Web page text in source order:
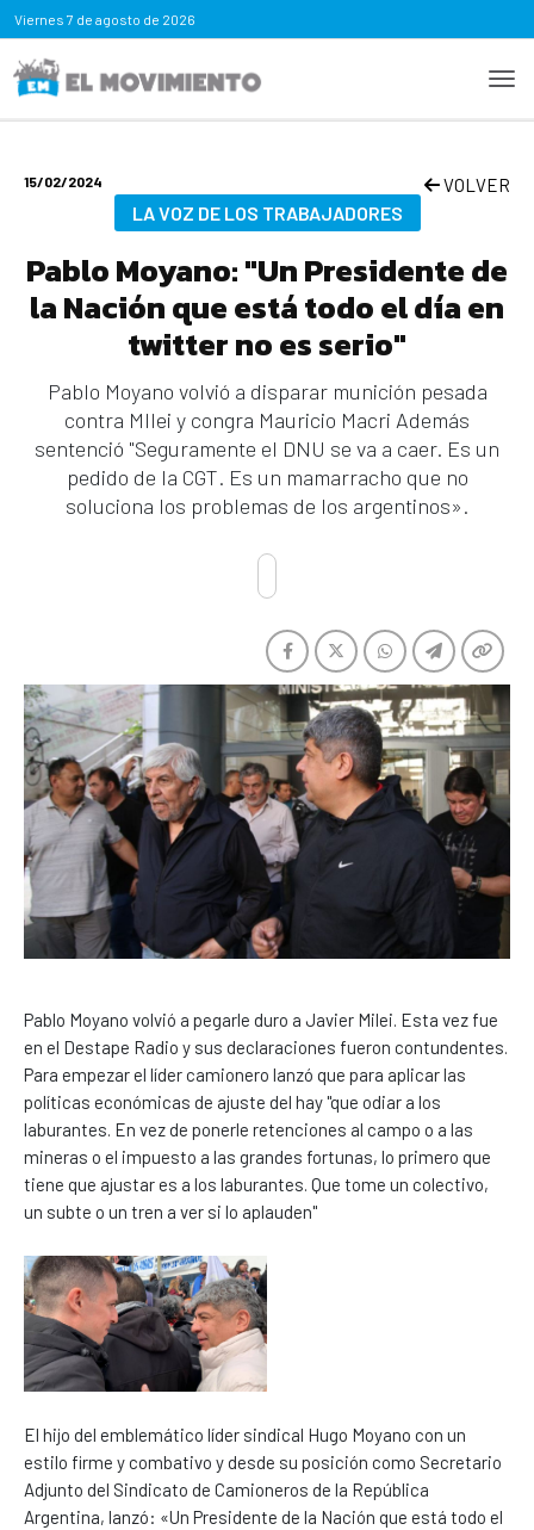
Viernes 7 de agosto de 2026
15/02/2024 VOLVER
LA VOZ DE LOS TRABAJADORES
Pablo Moyano: "Un Presidente de
la Nación que está todo el día en
twitter no es serio"
Pablo Moyano volvió a disparar munición pesada
contra MIlei y congra Mauricio Macri Además
sentenció "Seguramente el DNU se va a caer. Es un
pedido de la CGT. Es un mamarracho que no
soluciona los problemas de los argentinos».
Pablo Moyano volvió a pegarle duro a Javier Milei. Esta vez fue
en el Destape Radio y sus declaraciones fueron contundentes.
Para empezar el líder camionero lanzó que para aplicar las
políticas económicas de ajuste del hay "que odiar a los
laburantes. En vez de ponerle retenciones al campo o a las
mineras o el impuesto a las grandes fortunas, lo primero que
tiene que ajustar es a los laburantes. Que tome un colectivo,
un subte o un tren a ver si lo aplauden"
El hijo del emblemático líder sindical Hugo Moyano con un
estilo firme y combativo y desde su posición como Secretario
Adjunto del Sindicato de Camioneros de la República
Argentina, lanzó: «Un Presidente de la Nación que está todo el